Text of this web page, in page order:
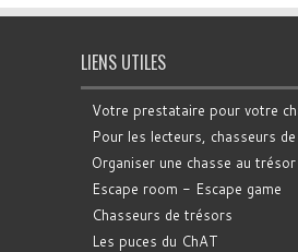
LIENS UTILES
Votre prestataire pour votre
Pour les lecteurs, chasseurs
Organiser une chasse au trésor
Escape room - Escape game
Chasseurs de trésors
Les puces du ChAT